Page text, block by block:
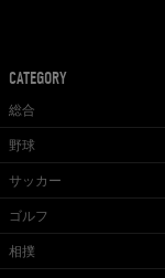
CATEGORY
総合
野球
サッカー
ゴルフ
相撲